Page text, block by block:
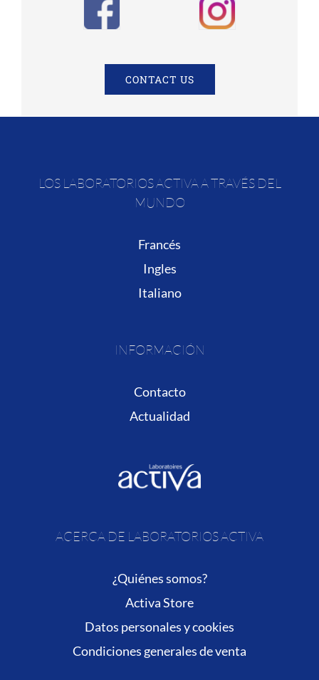
CONTACT US
LOS LABORATORIOS ACTIVA A TRAVÉS DEL
MUNDO
Francés
Ingles
Italiano
INFORMACIÓN
Contacto
Actualidad
ACERCA DE LABORATORIOS ACTIVA
¿Quiénes somos?
Activa Store
Datos personales y cookies
Condiciones generales de venta